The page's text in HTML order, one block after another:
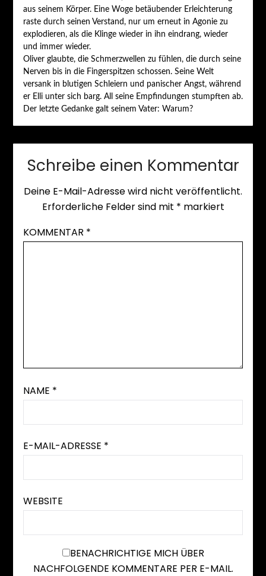
aus seinem Körper. Eine Woge betäubender Erleichterung
raste durch seinen Verstand, nur um erneut in Agonie zu
explodieren, als die Klinge wieder in ihn eindrang, wieder
und immer wieder.
Oliver glaubte, die Schmerzwellen zu fühlen, die durch seine
Nerven bis in die Fingerspitzen schossen. Seine Welt
versank in blutigen Schleiern und panischer Angst, während
er Elli unter sich barg. All seine Empfindungen stumpften ab.
Der letzte Gedanke galt seinem Vater: Warum?
Schreibe einen Kommentar
Deine E-Mail-Adresse wird nicht veröffentlicht.
Erforderliche Felder sind mit * markiert
KOMMENTAR *
NAME *
E-MAIL-ADRESSE *
WEBSITE
BENACHRICHTIGE MICH ÜBER
NACHFOLGENDE KOMMENTARE PER E-MAIL.